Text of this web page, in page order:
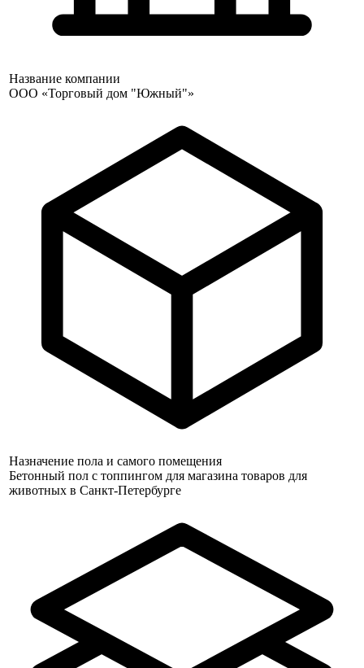
Название компании
ООО «Торговый дом "Южный"»
Назначение пола и самого помещения
Бетонный пол с топпингом для магазина товаров для
животных в Санкт-Петербурге